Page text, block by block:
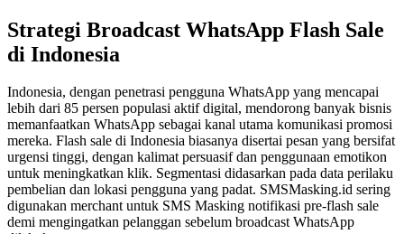
Strategi Broadcast WhatsApp Flash Sale
di Indonesia
Indonesia, dengan penetrasi pengguna WhatsApp yang mencapai
lebih dari 85 persen populasi aktif digital, mendorong banyak bisnis
memanfaatkan WhatsApp sebagai kanal utama komunikasi promosi
mereka. Flash sale di Indonesia biasanya disertai pesan yang bersifat
urgensi tinggi, dengan kalimat persuasif dan penggunaan emotikon
untuk meningkatkan klik. Segmentasi didasarkan pada data perilaku
pembelian dan lokasi pengguna yang padat. SMSMasking.id sering
digunakan merchant untuk SMS Masking notifikasi pre-flash sale
demi mengingatkan pelanggan sebelum broadcast WhatsApp